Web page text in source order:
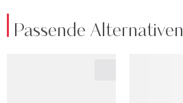
Passende Alternativen